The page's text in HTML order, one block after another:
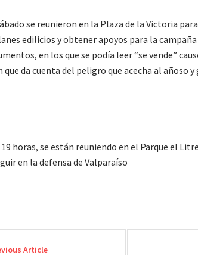
se reunieron en la Plaza de la Victoria
edilicios y obtener apoyos para la
en los que se podía leer “se vende”
da cuenta del peligro que acecha al añoso
horas, se están reuniendo en el Parque el
en la defensa de Valparaíso